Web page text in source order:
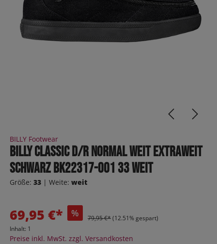
BILLY Footwear
BILLY Classic D/R Normal Weit Extraweit
Schwarz BK22317-001 33 weit
Größe: 33 | Weite: weit
69,95 €* % 79,95 €*(12.51% gespart)
Inhalt: 1
Preise inkl. MwSt. zzgl. Versandkosten